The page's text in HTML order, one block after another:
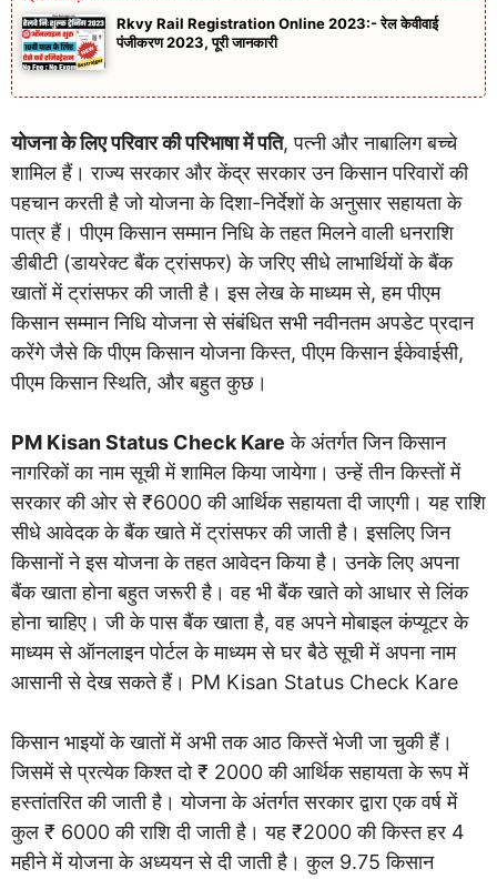
Rkvy Rail Registration Online 2023:- रेल केवीवाई
पंजीकरण 2023, पूरी जानकारी
योजना के लिए परिवार की परिभाषा में पति, पत्नी और नाबालिग बच्चे
शामिल हैं। राज्य सरकार और केंद्र सरकार उन किसान परिवारों की
पहचान करती है जो योजना के दिशा-निर्देशों के अनुसार सहायता के
पात्र हैं। पीएम किसान सम्मान निधि के तहत मिलने वाली धनराशि
डीबीटी (डायरेक्ट बैंक ट्रांसफर) के जरिए सीधे लाभार्थियों के बैंक
खातों में ट्रांसफर की जाती है। इस लेख के माध्यम से, हम पीएम
किसान सम्मान निधि योजना से संबंधित सभी नवीनतम अपडेट प्रदान
करेंगे जैसे कि पीएम किसान योजना किस्त, पीएम किसान ईकेवाईसी,
पीएम किसान स्थिति, और बहुत कुछ।
PM Kisan Status Check Kare के अंतर्गत जिन किसान
नागरिकों का नाम सूची में शामिल किया जायेगा। उन्हें तीन किस्तों में
सरकार की ओर से ₹6000 की आर्थिक सहायता दी जाएगी। यह राशि
सीधे आवेदक के बैंक खाते में ट्रांसफर की जाती है। इसलिए जिन
किसानों ने इस योजना के तहत आवेदन किया है। उनके लिए अपना
बैंक खाता होना बहुत जरूरी है। वह भी बैंक खाते को आधार से लिंक
होना चाहिए। जी के पास बैंक खाता है, वह अपने मोबाइल कंप्यूटर के
माध्यम से ऑनलाइन पोर्टल के माध्यम से घर बैठे सूची में अपना नाम
आसानी से देख सकते हैं। PM Kisan Status Check Kare
किसान भाइयों के खातों में अभी तक आठ किस्तें भेजी जा चुकी हैं।
जिसमें से प्रत्येक किश्त दो ₹ 2000 की आर्थिक सहायता के रूप में
हस्तांतरित की जाती है। योजना के अंतर्गत सरकार द्वारा एक वर्ष में
कुल ₹ 6000 की राशि दी जाती है। यह ₹2000 की किस्त हर 4
महीने में योजना के अध्ययन से दी जाती है। कुल 9.75 किसान